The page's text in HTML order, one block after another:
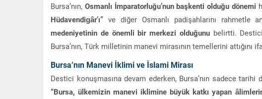
Bursa’nın, Osmanlı İmparatorluğu’nun başkenti olduğu dönemi
Hüdavendigâr’ı” ve diğer Osmanlı padişahlarını rahmetle
medeniyetinin de önemli bir merkezi olduğunubelirtti.
Bursa’nın, Türk milletinin manevi mirasının temellerini attığını
Bursa’nın Manevi İklimi ve İslami Mirası
Destici konuşmasına devam ederken, Bursa’nın sadece tarihi
“Bursa, ülkemizin manevi iklimine büyük katkı yapan